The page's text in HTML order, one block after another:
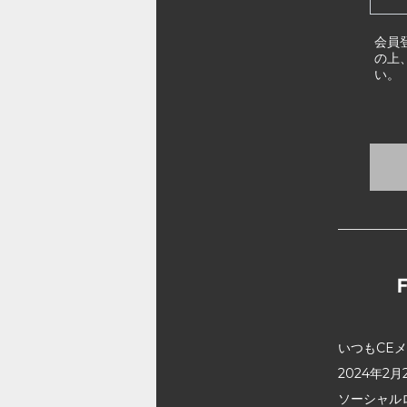
会員
の上
い。
いつもCE
2024年2月
ソーシャ